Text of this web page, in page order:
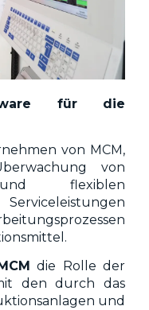
für die
von MCM,
von
und flexiblen
MCM
die Rolle der
den durch das
und